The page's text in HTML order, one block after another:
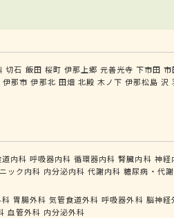
切石 飯田 桜町 伊那上郷 元善光寺 下市田 市
伊那市 伊那北 田畑 北殿 木ノ下 伊那松島 沢
内科 呼吸器内科 循環器内科 腎臓内科 神経
ック内科 内分泌内科 代謝内科 糖尿病・代
胃腸外科 気管食道外科 呼吸器外科 脳神経
血管外科 内分泌外科